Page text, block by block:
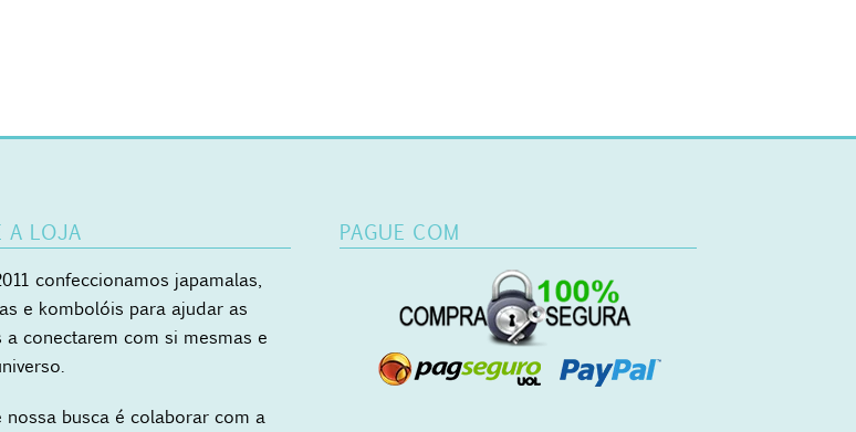
A LOJA
confeccionamos japamalas,
e kombolóis para ajudar as
a conectarem com si mesmas e
nossa busca é colaborar com a
PAGUE COM